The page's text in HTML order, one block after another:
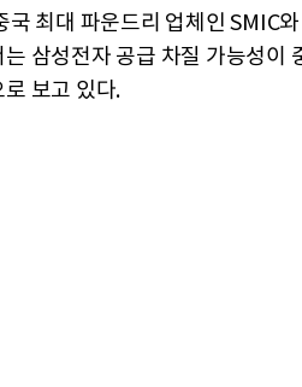
국 최대 파운드리 업체인 SMIC
삼성전자 공급 차질 가능성이
보고 있다.